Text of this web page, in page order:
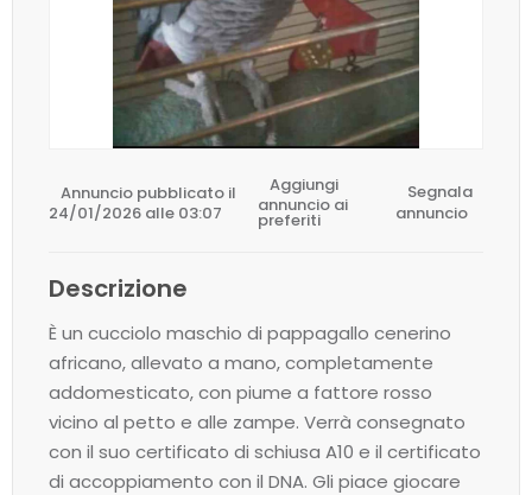
Annuncio pubblicato il
24/01/2026 alle 03:07
Aggiungi
annuncio ai
preferiti
Segnala
annuncio
Descrizione
È un cucciolo maschio di pappagallo cenerino
africano, allevato a mano, completamente
addomesticato, con piume a fattore rosso
vicino al petto e alle zampe. Verrà consegnato
con il suo certificato di schiusa A10 e il certificato
di accoppiamento con il DNA. Gli piace giocare